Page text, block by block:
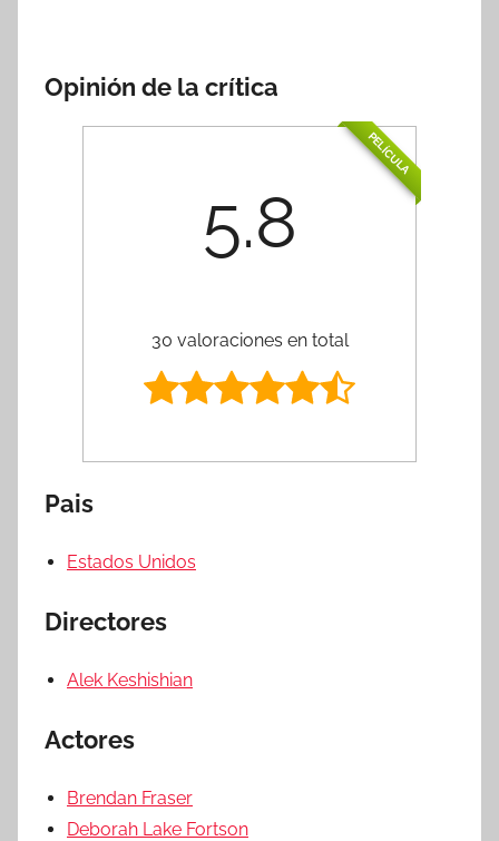
Opinión de la crítica
PELÍCULA
5.8
30 valoraciones en total
Pais
Estados Unidos
Directores
Alek Keshishian
Actores
Brendan Fraser
Deborah Lake Fortson